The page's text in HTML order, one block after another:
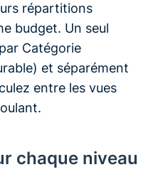
répartitions
budget. Un seul
Catégorie
et séparément
entre les vues
chaque niveau